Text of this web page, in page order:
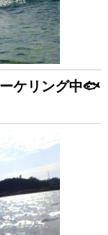
ケリング中🐟